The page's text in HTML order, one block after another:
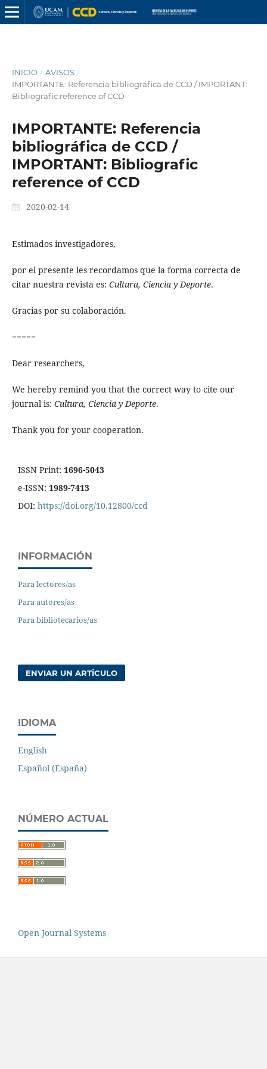
INICIO / AVISOS /
IMPORTANTE: Referencia bibliográfica de CCD / IMPORTANT:
Bibliografic reference of CCD
IMPORTANTE: Referencia
bibliográfica de CCD /
IMPORTANT: Bibliografic
reference of CCD
2020-02-14
Estimados investigadores,
por el presente les recordamos que la forma correcta de
citar nuestra revista es: Cultura, Ciencia y Deporte.
Gracias por su colaboración.
=====
Dear researchers,
We hereby remind you that the correct way to cite our
journal is: Cultura, Ciencia y Deporte.
Thank you for your cooperation.
ISSN Print: 1696-5043
e-ISSN: 1989-7413
DOI: https://doi.org/10.12800/ccd
INFORMACIÓN
Para lectores/as
Para autores/as
Para bibliotecarios/as
ENVIAR UN ARTÍCULO
IDIOMA
English
Español (España)
NÚMERO ACTUAL
Open Journal Systems